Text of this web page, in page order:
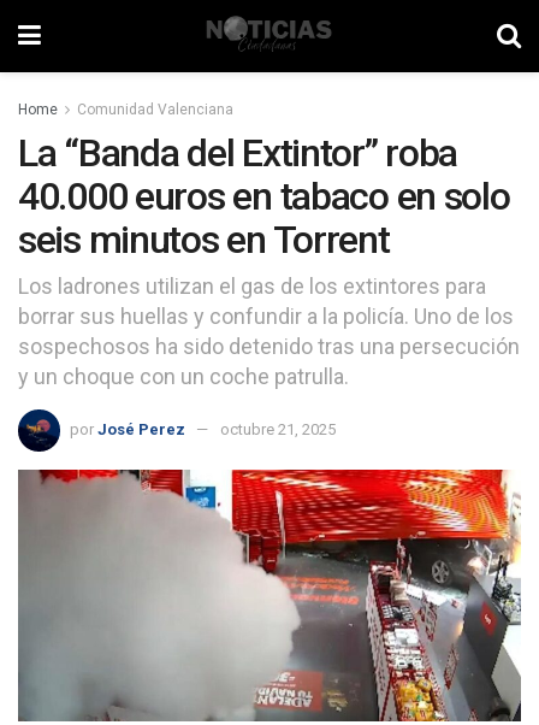
Home Comunidad Valenciana
La “Banda del Extintor” roba
40.000 euros en tabaco en solo
seis minutos en Torrent
Los ladrones utilizan el gas de los extintores para
borrar sus huellas y confundir a la policía. Uno de los
sospechosos ha sido detenido tras una persecución
y un choque con un coche patrulla.
por José Perez octubre 21, 2025